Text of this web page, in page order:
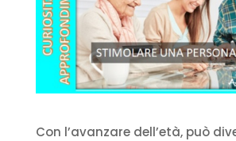
Con l’avanzare dell’età, può